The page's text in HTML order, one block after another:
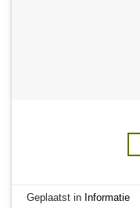
Geplaatst in Informatie